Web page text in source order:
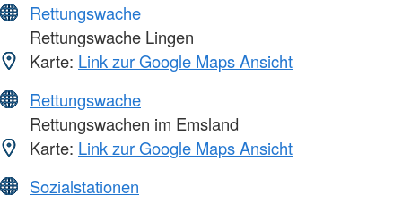
Rettungswache
Rettungswache Lingen
Karte: Link zur Google Maps Ansicht
Rettungswache
Rettungswachen im Emsland
Karte: Link zur Google Maps Ansicht
Sozialstationen